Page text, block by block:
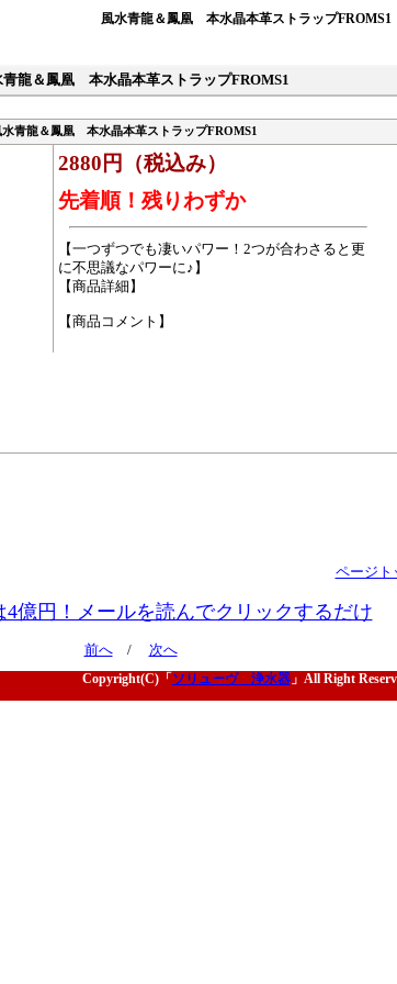
風水青龍＆鳳凰 本水晶本革ストラップFROMS1
青龍＆鳳凰 本水晶本革ストラップFROMS1
水青龍＆鳳凰 本水晶本革ストラップFROMS1
2880円（税込み）
先着順！残りわずか
【一つずつでも凄いパワー！2つが合わさると更
に不思議なパワーに♪】
【商品詳細】
【商品コメント】
ページト
4億円！メールを読んでクリックするだけ
前へ/ 次へ
Copyright(C)「 ソリューヴ 浄水器」All Right